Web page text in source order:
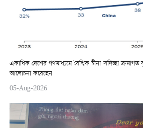
একাধিক দেশের গণমাধ্যমে বৈশ্বিক চীনা-সদিচ্ছা ক্রমাগত
আলোচনা করেছেন
05-Aug-2026